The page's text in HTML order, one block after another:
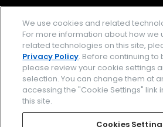
企業情報 ご利用
プライバシーポリシー
We use cookies and related
For more information about how we
related technologies on this site,
Privacy Policy. Before continuing to
please review your cookie settings
selection. You can change them at
accessing the "Cookie Settings" link
this site.
Cookies